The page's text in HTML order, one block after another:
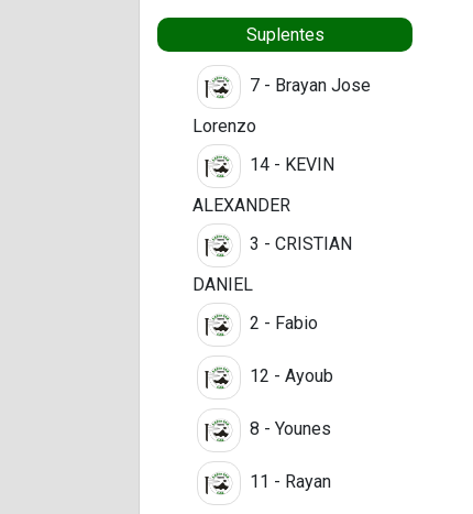
Suplentes
7 - Brayan Jose
Lorenzo
14 - KEVIN
ALEXANDER
3 - CRISTIAN
DANIEL
2 - Fabio
12 - Ayoub
8 - Younes
11 - Rayan